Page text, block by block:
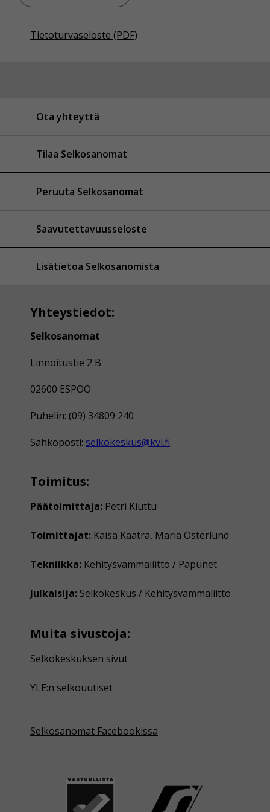
Tietoturvaseloste (PDF)
Ota yhteyttä
Tilaa Selkosanomat
Peruuta Selkosanomat
Saavutettavuusseloste
Lisätietoa Selkosanomista
Yhteystiedot:
Selkosanomat
Linnoitustie 2 B
02600 ESPOO
Puhelin: (09) 34809 240
Sähköposti: selkokeskus@kvl.fi
Toimitus:
Päätoimittaja: Petri Kiuttu
Toimittajat: Kaisa Kaatra, Maria Österlund
Tekniikka: Kehitysvammaliitto / Papunet
Julkaisija: Selkokeskus / Kehitysvammaliitto
Muita sivustoja:
Selkokeskuksen sivut
YLE:n selkouutiset
Selkosanomat Facebookissa